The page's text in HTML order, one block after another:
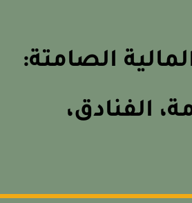
الصامتة:
الفنادق،